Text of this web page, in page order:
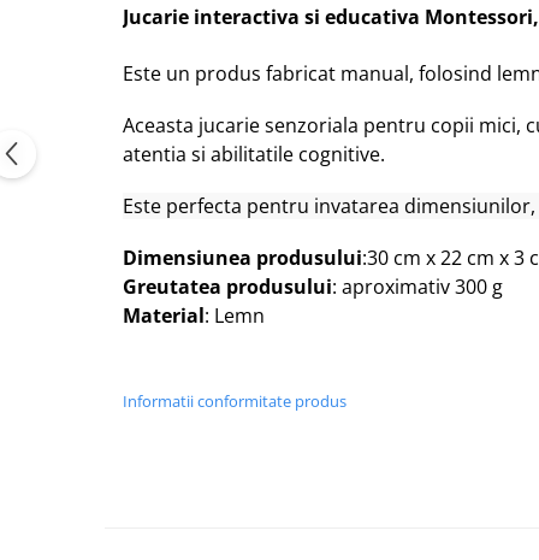
Jucarie interactiva si educativa
Este un produs fabricat manual, folosind
Aceasta jucarie senzoriala pentru copii mici,
atentia si abilitatile cognitive.
Este perfecta pentru invatarea
Dimensiunea produsului:30 cm x 22 cm x 3
Greutatea produsului: aproximativ 300 g
Material: Lemn
Informatii conformitate produs